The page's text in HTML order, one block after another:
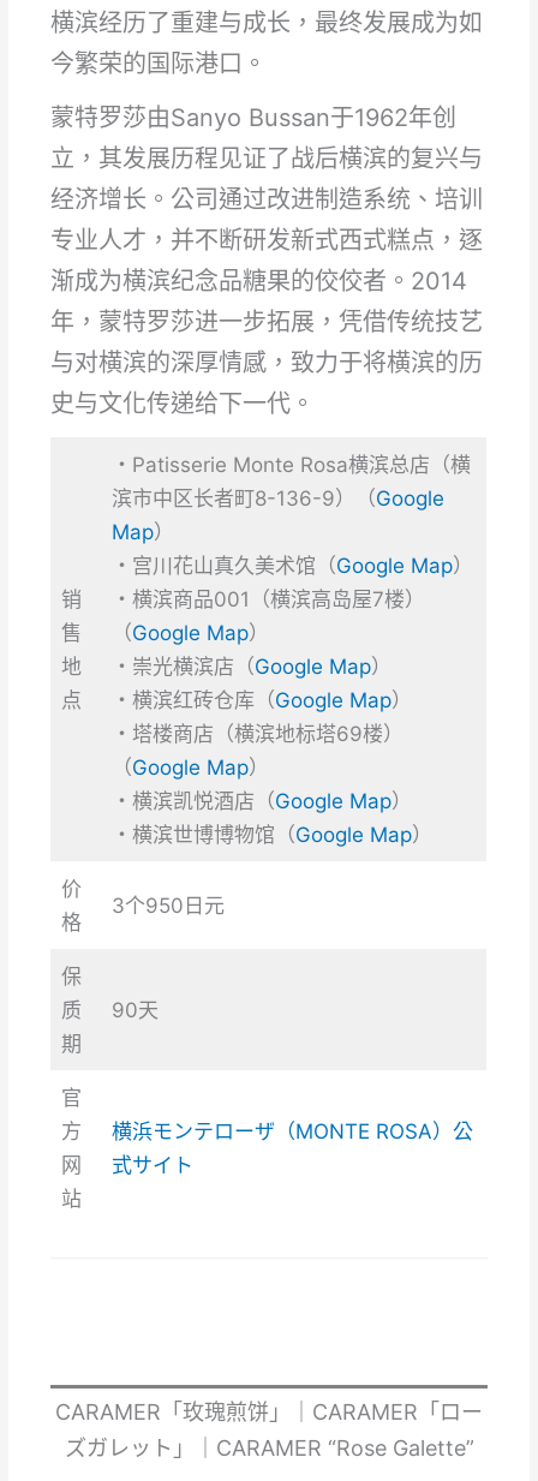
横滨经历了重建与成长，最终发展成为如
今繁荣的国际港口。
蒙特罗莎由Sanyo Bussan于1962年创
立，其发展历程见证了战后横滨的复兴与
经济增长。公司通过改进制造系统、培训
专业人才，并不断研发新式西式糕点，逐
渐成为横滨纪念品糖果的佼佼者。2014
年，蒙特罗莎进一步拓展，凭借传统技艺
与对横滨的深厚情感，致力于将横滨的历
史与文化传递给下一代。
销
售
地
点
・Patisserie Monte Rosa横滨总店（横
滨市中区长者町8-136-9）（Google
Map）
・宫川花山真久美术馆（Google Map）
・横滨商品001（横滨高岛屋7楼）
（Google Map）
・崇光横滨店（Google Map）
・横滨红砖仓库（Google Map）
・塔楼商店（横滨地标塔69楼）
（Google Map）
・横滨凯悦酒店（Google Map）
・横滨世博博物馆（Google Map）
价
格
3个950日元
保
质
期
90天
官
方
网
站
横浜モンテローザ（MONTE ROSA）公
式サイト
CARAMER「玫瑰煎饼」｜CARAMER「ロー
ズガレット」｜CARAMER “Rose Galette”